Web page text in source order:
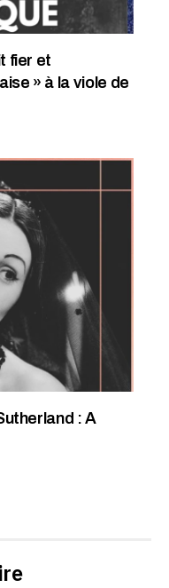
fier et
» à la viole de
: A